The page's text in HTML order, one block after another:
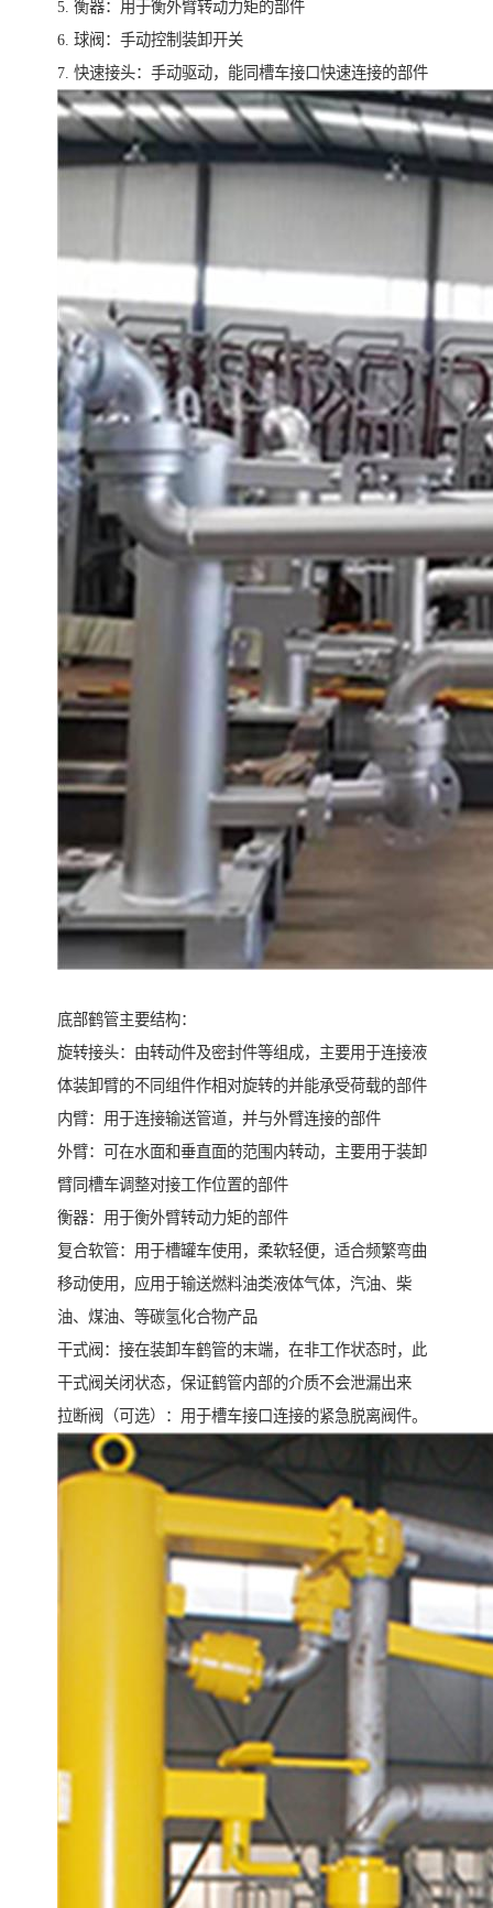
5. 衡器：用于衡外臂转动力矩的部件
6. 球阀：手动控制装卸开关
7. 快速接头：手动驱动，能同槽车接口快速连接的部件
底部鹤管主要结构：
旋转接头：由转动件及密封件等组成，主要用于连接液
体装卸臂的不同组件作相对旋转的并能承受荷载的部件
内臂：用于连接输送管道，并与外臂连接的部件
外臂：可在水面和垂直面的范围内转动，主要用于装卸
臂同槽车调整对接工作位置的部件
衡器：用于衡外臂转动力矩的部件
复合软管：用于槽罐车使用，柔软轻便，适合频繁弯曲
移动使用，应用于输送燃料油类液体气体，汽油、柴
油、煤油、等碳氢化合物产品
干式阀：接在装卸车鹤管的末端，在非工作状态时，此
干式阀关闭状态，保证鹤管内部的介质不会泄漏出来
拉断阀（可选）：用于槽车接口连接的紧急脱离阀件。